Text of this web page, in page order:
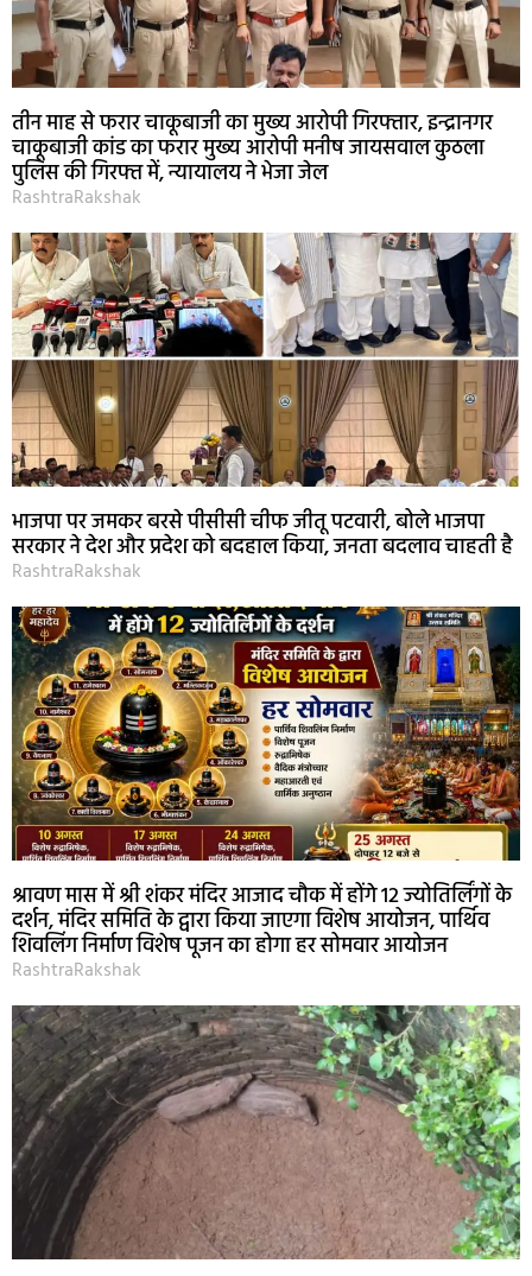
तीन माह से फरार चाकूबाजी का मुख्य आरोपी गिरफ्तार, इन्द्रानगर
चाकूबाजी कांड का फरार मुख्य आरोपी मनीष जायसवाल कुठला
पुलिस की गिरफ्त में, न्यायालय ने भेजा जेल
RashtraRakshak
भाजपा पर जमकर बरसे पीसीसी चीफ जीतू पटवारी, बोले भाजपा
सरकार ने देश और प्रदेश को बदहाल किया, जनता बदलाव चाहती है
RashtraRakshak
श्रावण मास में श्री शंकर मंदिर आजाद चौक में होंगे 12 ज्योतिर्लिंगों के
दर्शन, मंदिर समिति के द्वारा किया जाएगा विशेष आयोजन, पार्थिव
शिवलिंग निर्माण विशेष पूजन का होगा हर सोमवार आयोजन
RashtraRakshak